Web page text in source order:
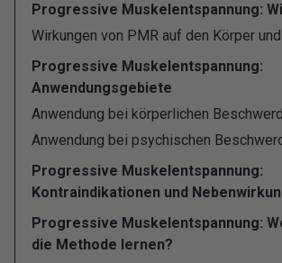
Progressive Muskelentspannung:
Wirkungen von PMR auf den Körper
Progressive Muskelentspannung:
Anwendungsgebiete
Anwendung bei körperlichen
Anwendung bei psychischen
Progressive Muskelentspannung:
Kontraindikationen und
Progressive Muskelentspannung:
die Methode lernen?
stressbedingte Beschwerden.
Leidest Du unter Stress und
wäre die Progressive
nach Jacobson eventuell das
Entspannungsverfahren für Dich.
Hier erfährst Du, was unter
Muskelentspannung verstanden
Entspannungsmethode funktioniert